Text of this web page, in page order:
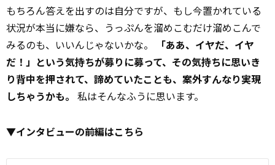
もちろん答えを出すのは自分ですが、もし今置かれている
状況が本当に嫌なら、うっぷんを溜めこむだけ溜めこんで
みるのも、いいんじゃないかな。
「ああ、イヤだ、イヤ
だ！」という気持ちが募りに募って、その気持ちに思いき
り背中を押されて、諦めていたことも、案外すんなり実現
しちゃうかも。 私はそんなふうに思います。
▼インタビューの前編はこちら